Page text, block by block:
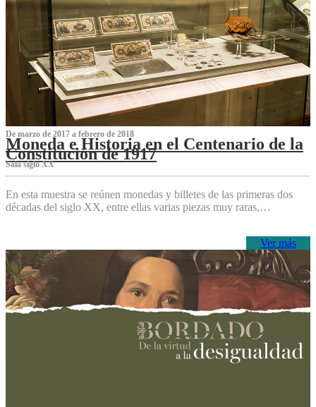
De marzo de 2017 a febrero de 2018
Moneda e Historia en el Centenario de la
Constitución de 1917
Sala siglo XX
En esta muestra se reúnen monedas y billetes de las primeras dos
décadas del siglo XX, entre ellas varias piezas muy raras,…
Ver más